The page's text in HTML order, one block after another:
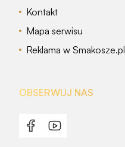
Kontakt
Mapa serwisu
Reklama w Smakosze.pl
OBSERWUJ NAS